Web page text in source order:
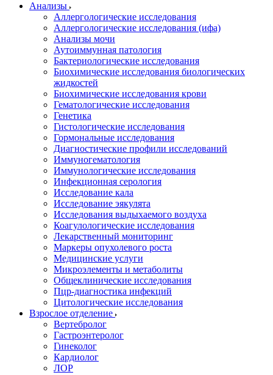
Анализы
Аллергологические исследования
Аллергологические исследования (ифа)
Анализы мочи
Аутоиммунная патология
Бактериологические исследования
Биохимические исследования биологических
жидкостей
Биохимические исследования крови
Гематологические исследования
Генетика
Гистологические исследования
Гормональные исследования
Диагностические профили исследований
Иммуногематология
Иммунологические исследования
Инфекционная серология
Исследование кала
Исследование эякулята
Исследования выдыхаемого воздуха
Коагулологические исследования
Лекарственный мониторинг
Маркеры опухолевого роста
Медицинские услуги
Микроэлементы и метаболиты
Общеклинические исследования
Пцр-диагностика инфекций
Цитологические исследования
Взрослое отделение
Вертебролог
Гастроэнтеролог
Гинеколог
Кардиолог
ЛОР